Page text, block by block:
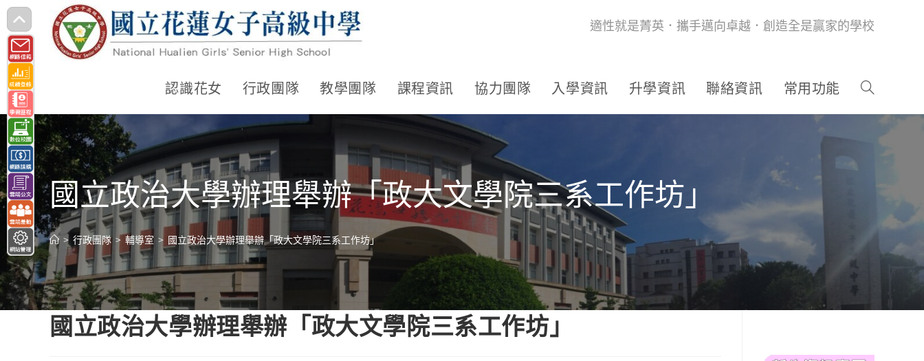
跳
轉
至
主
要
內
容
適性就是菁英．攜手邁向卓越．創造全是贏家的學校
認識花女 行政團隊 教學團隊 課程資訊 協力團隊 入學資訊 升學資訊 聯絡資訊 常用功能
國立政治大學辦理舉辦「政大文學院三系工作坊」
> 行政團隊 > 輔導室 > 國立政治大學辦理舉辦「政大文學院三系工作坊」
國立政治大學辦理舉辦「政大文學院三系工作坊」